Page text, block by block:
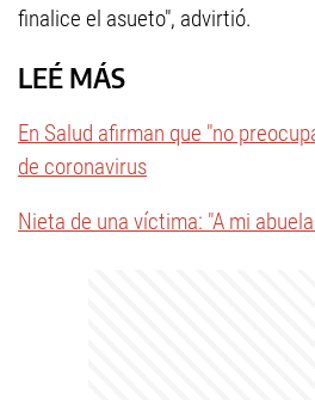
finalice el asueto", advirtió.
LEÉ MÁS
En Salud afirman que "no
de coronavirus
Nieta de una víctima: "A mi